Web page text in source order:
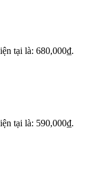
tại là: 680,000₫.
tại là: 590,000₫.